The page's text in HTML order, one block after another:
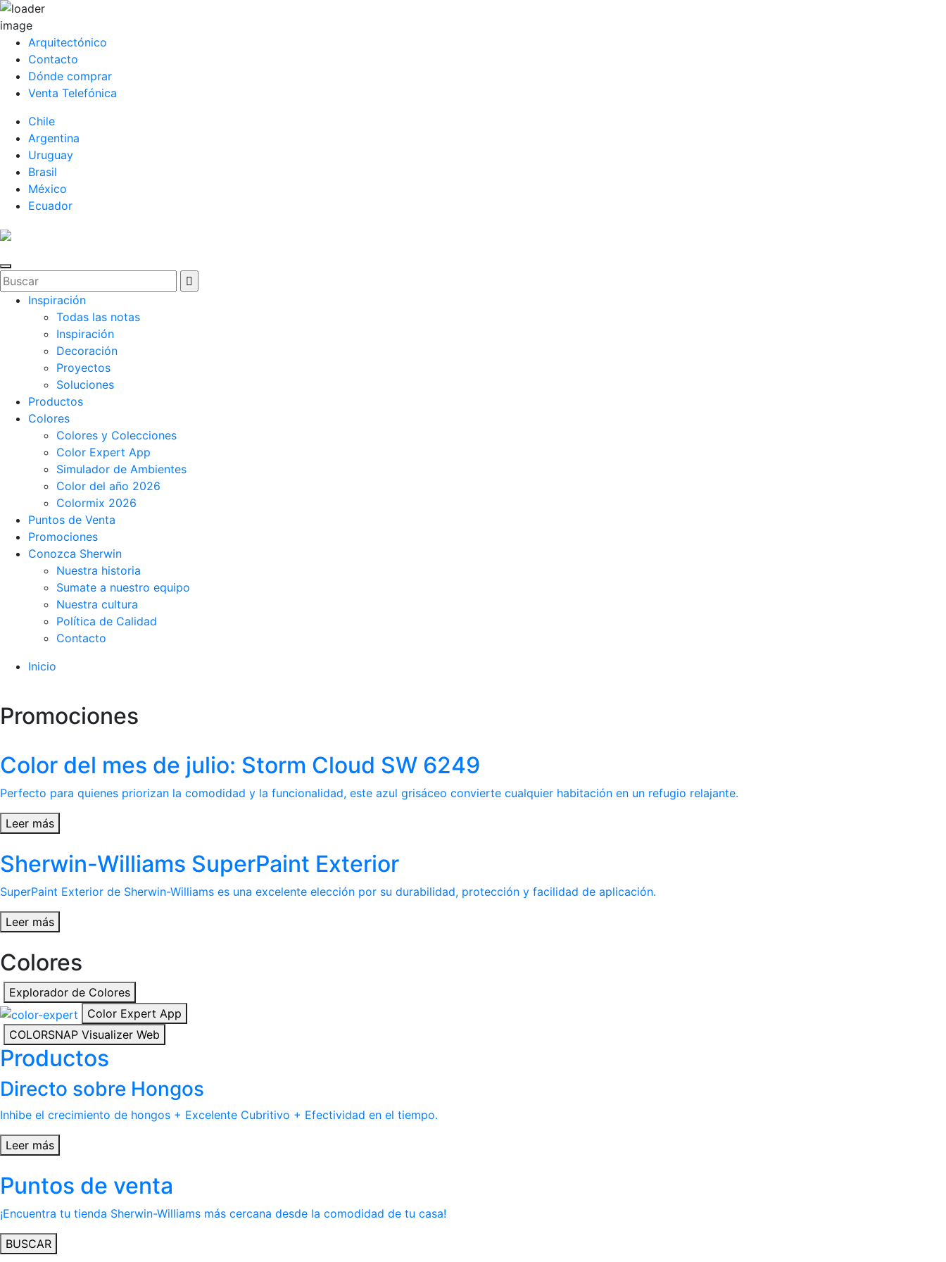
Arquitectónico
Contacto
Dónde comprar
Venta Telefónica
Chile
Argentina
Uruguay
Brasil
México
Ecuador
Inspiración
Todas las notas
Inspiración
Decoración
Proyectos
Soluciones
Productos
Colores
Colores y Colecciones
Color Expert App
Simulador de Ambientes
Color del año 2026
Colormix 2026
Puntos de Venta
Promociones
Conozca Sherwin
Nuestra historia
Sumate a nuestro equipo
Nuestra cultura
Política de Calidad
Contacto
Inicio
Promociones
Color del mes de julio: Storm Cloud SW 6249
Perfecto para quienes priorizan la comodidad y la funcionalidad, este azul grisáceo convierte cualquier habitación en un refugio relajante.
Leer más
Sherwin-Williams SuperPaint Exterior
SuperPaint Exterior de Sherwin-Williams es una excelente elección por su durabilidad, protección y facilidad de aplicación.
Leer más
Colores
Explorador de Colores
Color Expert App
COLORSNAP Visualizer Web
Productos
Directo sobre Hongos
Inhibe el crecimiento de hongos + Excelente Cubritivo + Efectividad en el tiempo.
Leer más
Puntos de venta
¡Encuentra tu tienda Sherwin-Williams más cercana desde la comodidad de tu casa!
BUSCAR